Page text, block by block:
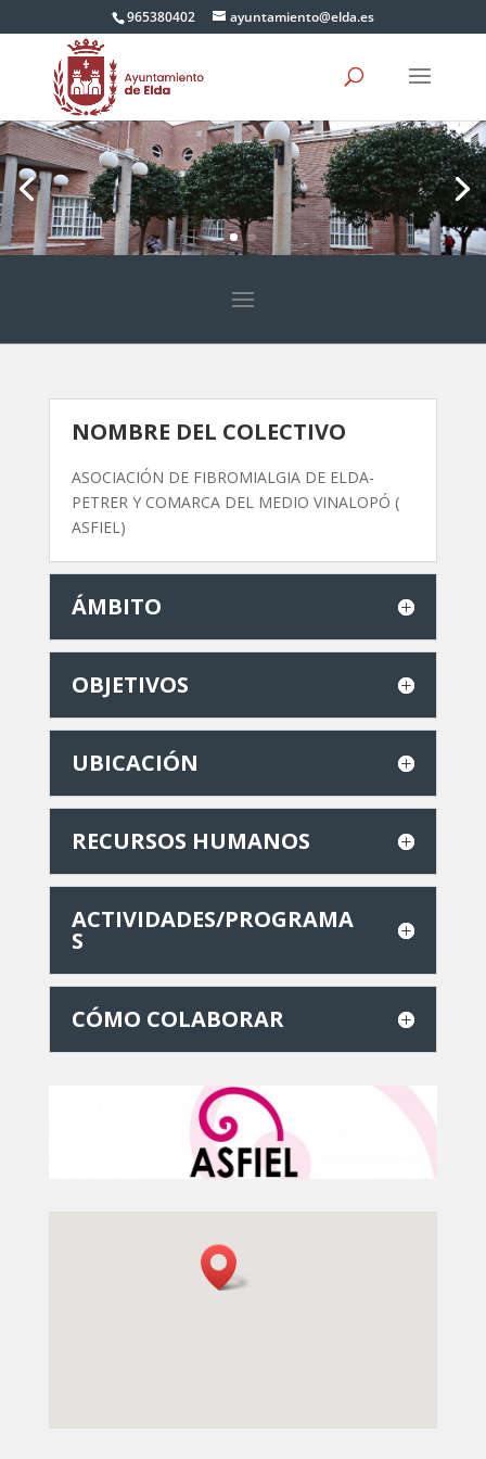
965380402 ayuntamiento@elda.es
NOMBRE DEL COLECTIVO
ASOCIACIÓN DE FIBROMIALGIA DE ELDA-
PETRER Y COMARCA DEL MEDIO VINALOPÓ (
ASFIEL)
ÁMBITO
OBJETIVOS
UBICACIÓN
RECURSOS HUMANOS
ACTIVIDADES/PROGRAMA
S
CÓMO COLABORAR